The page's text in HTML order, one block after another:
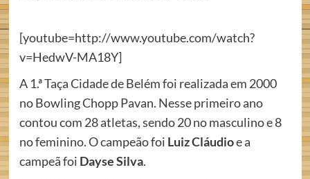
[youtube=http://www.youtube.com/watch?
v=HedwV-MA18Y]
A 1.ª Taça Cidade de Belém foi realizada em 2000
no Bowling Chopp Pavan. Nesse primeiro ano
contou com 28 atletas, sendo 20 no masculino e 8
no feminino. O campeão foi Luiz Cláudioe a
campeã foi Dayse Silva.